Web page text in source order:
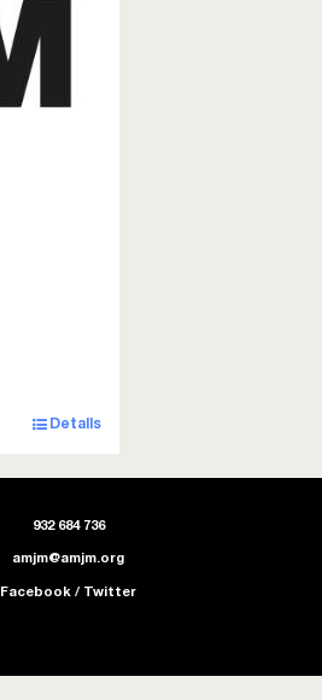
Detalls
932 684 736
amjm@amjm.org
Facebook / Twitter